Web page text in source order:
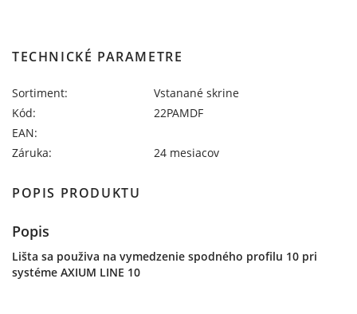
TECHNICKÉ PARAMETRE
Sortiment:
Vstanané skrine
Kód:
22PAMDF
EAN:
Záruka:
24 mesiacov
POPIS PRODUKTU
Popis
Lišta sa použiva na vymedzenie spodného profilu 10 pri
systéme AXIUM LINE 10